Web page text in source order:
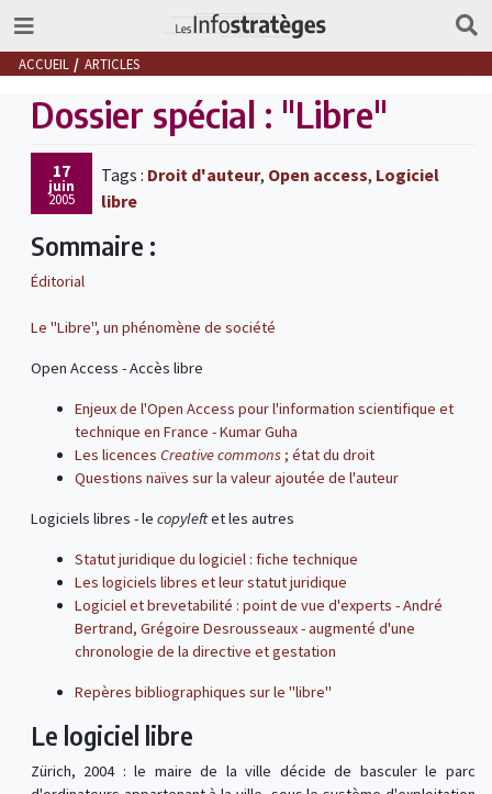
ACCUEIL ARTICLES
Dossier spécial : "Libre"
17
juin
2005
Tags : Droit d'auteur, Open access, Logiciel
libre
Sommaire :
Éditorial
Le "Libre", un phénomène de société
Open Access - Accès libre
Enjeux de l'Open Access pour l'information scientifique et
technique en France - Kumar Guha
Les licences Creative commons ; état du droit
Questions naïves sur la valeur ajoutée de l'auteur
Logiciels libres - le copyleftet les autres
Statut juridique du logiciel : fiche technique
Les logiciels libres et leur statut juridique
Logiciel et brevetabilité : point de vue d'experts - André
Bertrand, Grégoire Desrousseaux - augmenté d'une
chronologie de la directive et gestation
Repères bibliographiques sur le "libre"
Le logiciel libre
Zürich, 2004 : le maire de la ville décide de basculer le parc